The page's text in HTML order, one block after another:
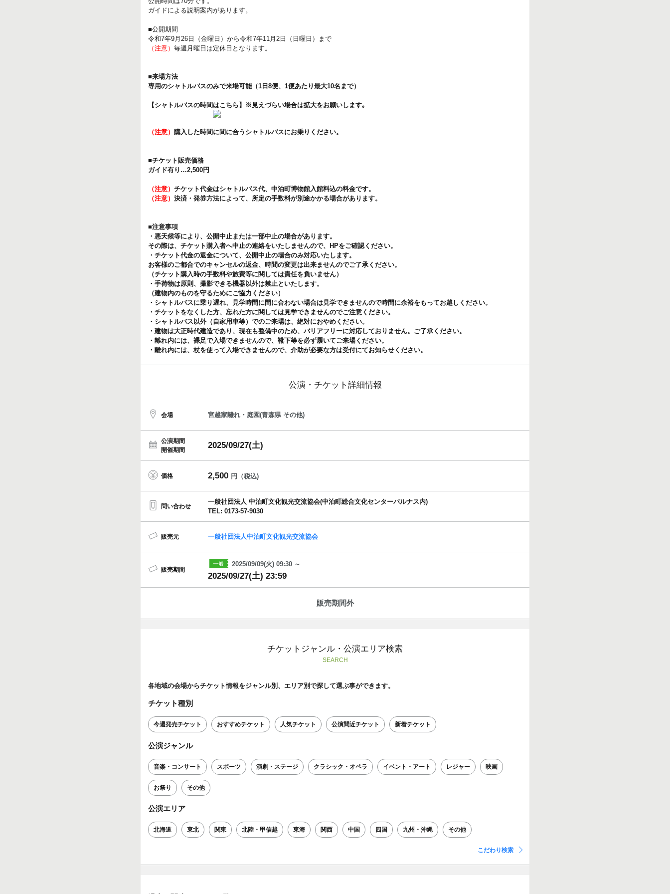
ガイドによる説明案内があります。
■公開期間
令和7年9月26日（金曜日）から令和7年11月2日（日曜日）まで
（注意） 毎週月曜日は定休日となります。
■来場方法
専用のシャトルバスのみで来場可能（1日8便、1便あたり最大10名まで）
【シャトルバスの時間はこちら】※見えづらい場合は拡大をお願いします｡
（注意） 購入した時間に間に合うシャトルバスにお乗りください。
■チケット販売価格
ガイド有り…2,500円
（注意） チケット代金はシャトルバス代、中泊町博物館入館料込の料金です。
（注意） 決済・発券方法によって、所定の手数料が別途かかる場合があります。
■注意事項
・悪天候等により、公開中止または一部中止の場合があります。
その際は、チケット購入者へ中止の連絡をいたしませんので、HPをご確認ください。
・チケット代金の返金について、公開中止の場合のみ対応いたします。
お客様のご都合でのキャンセルの返金、時間の変更は出来ませんのでご了承ください。
（チケット購入時の手数料や旅費等に関しては責任を負いません）
・手荷物は原則、撮影できる機器以外は禁止といたします。
（建物内のものを守るためにご協力ください）
・シャトルバスに乗り遅れ、見学時間に間に合わない場合は見学できませんので時間に余裕をもってお越しください。
・チケットをなくした方、忘れた方に関しては見学できませんのでご注意ください。
・シャトルバス以外（自家用車等）でのご来場は、絶対におやめください。
・建物は大正時代建造であり、現在も整備中のため、バリアフリーに対応しておりません。ご了承ください。
・離れ内には、裸足で入場できませんので、靴下等を必ず履いてご来場ください。
・離れ内には、杖を使って入場できませんので、介助が必要な方は受付にてお知らせください。
公演・チケット詳細情報
会場 宮越家離れ・庭園(青森県 その他)
公演期間
開催期間
2025/09/27(土)
価格 2,500 円（税込)
問い合わせ
一般社団法人 中泊町文化観光交流協会(中泊町総合文化センターパルナス内)
TEL: 0173-57-9030
販売元 一般社団法人中泊町文化観光交流協会
販売期間
2025/09/09(火) 09:30 ～
2025/09/27(土) 23:59
販売期間外
チケットジャンル・公演エリア検索
SEARCH
各地域の会場からチケット情報をジャンル別、エリア別で探して選ぶ事ができます。
チケット種別
今週発売チケット おすすめチケット 人気チケット 公演間近チケット 新着チケット
公演ジャンル
音楽・コンサート スポーツ 演劇・ステージ クラシック・オペラ イベント・アート レジャー 映画
お祭り その他
公演エリア
北海道 東北 関東 北陸・甲信越 東海 関西 中国 四国 九州・沖縄 その他
こだわり検索